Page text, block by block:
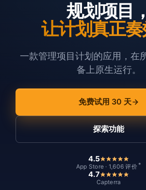
规划项目，
让计划真正奏
一款管理项目计划的应用，在
备上原生运行。
免费试用 30 天
探索功能
4.5
App Store · 1,606 评价 *
4.7
Capterra